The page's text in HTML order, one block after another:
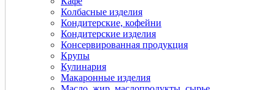
Колбасные изделия
Кондитерские, кофейни
Кондитерские изделия
Консервированная продукция
Крупы
Кулинария
Макаронные изделия